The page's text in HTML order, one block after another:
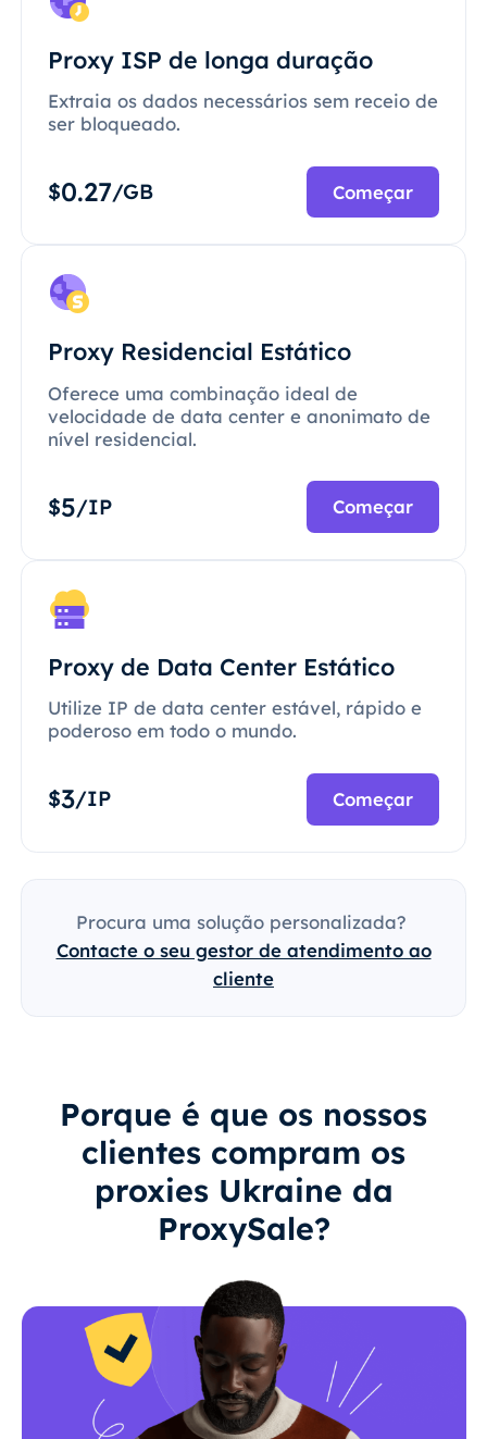
Proxy ISP de longa duração
Extraia os dados necessários sem receio de
ser bloqueado.
$0.27/GB Começar
Proxy Residencial Estático
Oferece uma combinação ideal de
velocidade de data center e anonimato de
nível residencial.
$5/IP Começar
Proxy de Data Center Estático
Utilize IP de data center estável, rápido e
poderoso em todo o mundo.
$3/IP Começar
Procura uma solução personalizada?
Contacte o seu gestor de atendimento ao
cliente
Porque é que os nossos
clientes compram os
proxies Ukraine da
ProxySale?